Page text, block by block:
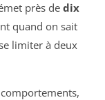
près de dix
quand on sait
limiter à deux